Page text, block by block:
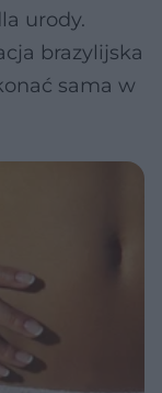
urody.
brazylijska
sama w